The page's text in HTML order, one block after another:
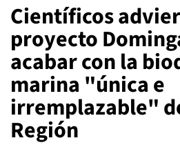
Científicos
proyecto
acabar con la
marina "única e
irremplazable"
Región